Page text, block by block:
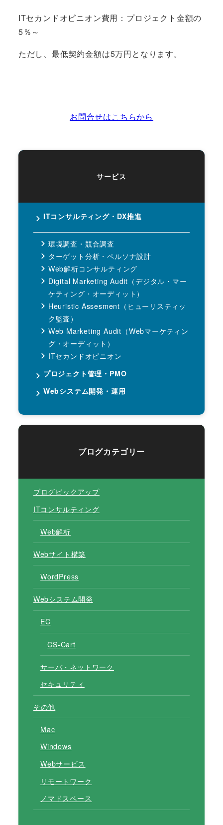
ITセカンドオピニオン費用：プロジェクト金額の
5％～
ただし、最低契約金額は5万円となります。
お問合せはこちらから
サービス
ITコンサルティング・DX推進
環境調査・競合調査
ターゲット分析・ペルソナ設計
Web解析コンサルティング
Digital Marketing Audit（デジタル・マー
ケティング・オーディット）
Heuristic Assesment（ヒューリスティッ
ク監査）
Web Marketing Audit（Webマーケティン
グ・オーディット）
ITセカンドオピニオン
プロジェクト管理・PMO
Webシステム開発・運用
ブログカテゴリー
ブログピックアップ
ITコンサルティング
Web解析
Webサイト構築
WordPress
Webシステム開発
EC
CS-Cart
サーバ・ネットワーク
セキュリティ
その他
Mac
Windows
Webサービス
リモートワーク
ノマドスペース